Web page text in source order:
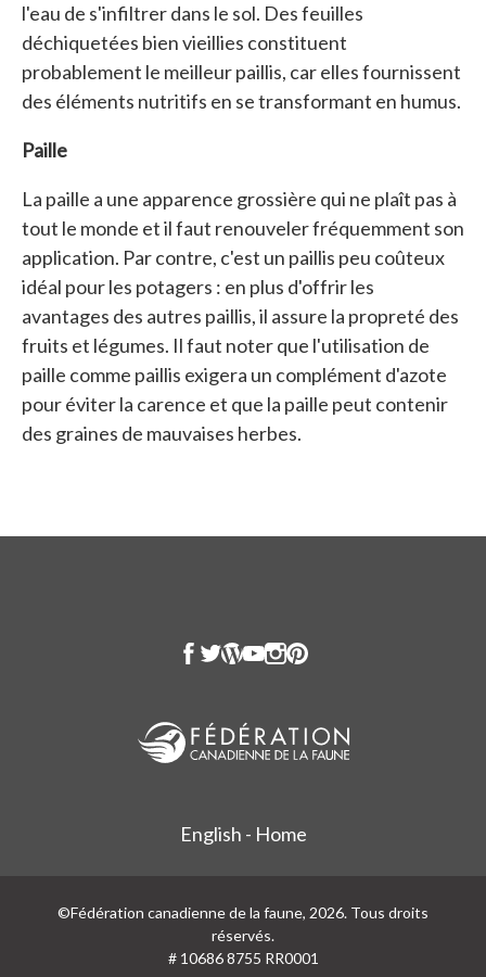
l'eau de s'infiltrer dans le sol. Des feuilles
déchiquetées bien vieillies constituent
probablement le meilleur paillis, car elles fournissent
des éléments nutritifs en se transformant en humus.
Paille
La paille a une apparence grossière qui ne plaît pas à
tout le monde et il faut renouveler fréquemment son
application. Par contre, c'est un paillis peu coûteux
idéal pour les potagers : en plus d'offrir les
avantages des autres paillis, il assure la propreté des
fruits et légumes. Il faut noter que l'utilisation de
paille comme paillis exigera un complément d'azote
pour éviter la carence et que la paille peut contenir
des graines de mauvaises herbes.
English - Home
©Fédération canadienne de la faune, 2026. Tous droits
réservés.
# 10686 8755 RR0001